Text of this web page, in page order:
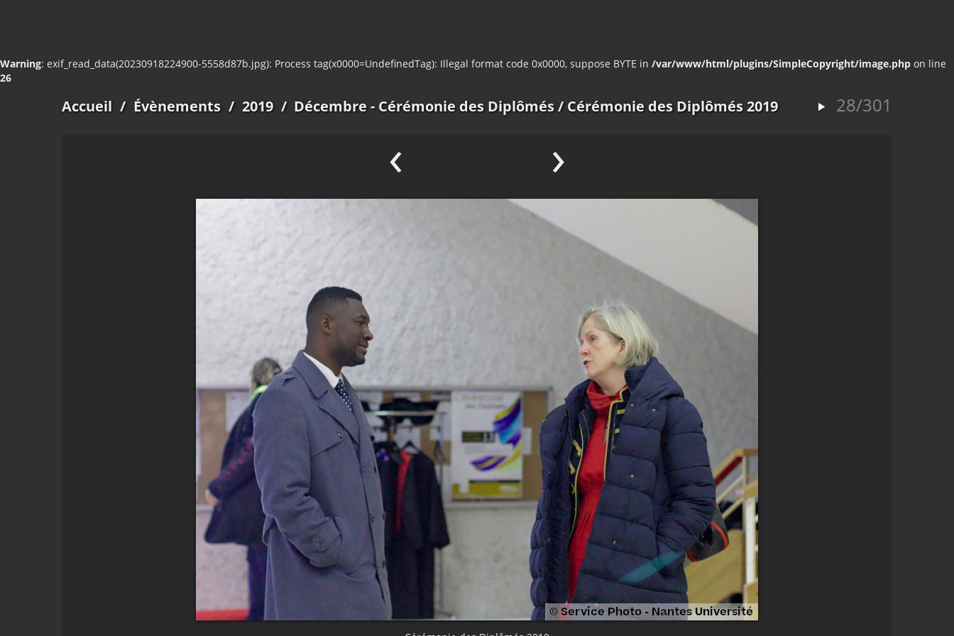
Warning: exif_read_data(20230918224900-5558d87b.jpg): Process tag(x0000=UndefinedTag): Illegal format code 0x0000, suppose BYTE in /var/www/html/plugins/SimpleCopyright/image.php on line
26
28/301
Accueil / Évènements / 2019 / Décembre - Cérémonie des Diplômés/ Cérémonie des Diplômés 2019
‹ ›